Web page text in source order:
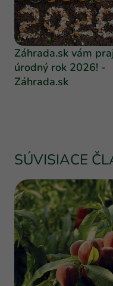
Záhrada.sk vám
úrodný rok 2026! -
Záhrada.sk
SÚVISIACE